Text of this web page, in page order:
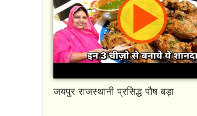
जयपुर राजस्थानी प्रसिद्ध पौष बड़ा